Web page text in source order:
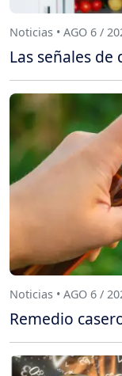
Noticias • AGO 6 /
Las señales
Noticias • AGO 6 /
Remedio